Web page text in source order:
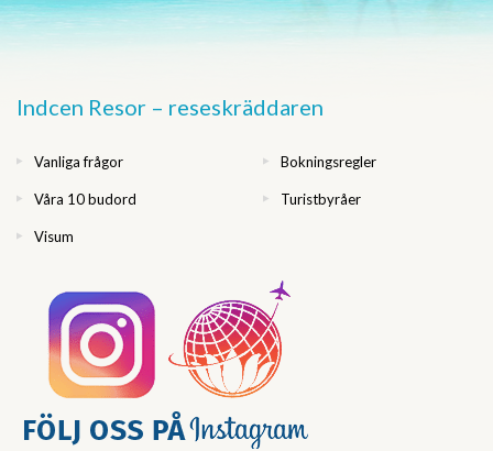
Indcen Resor – reseskräddaren
Vanliga frågor Bokningsregler
Våra 10 budord Turistbyråer
Visum